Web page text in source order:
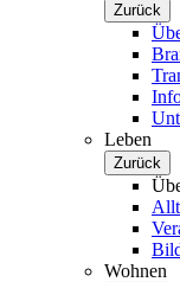
Zurück
Leben
Zurück
Wohnen